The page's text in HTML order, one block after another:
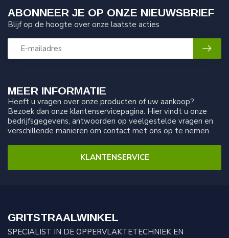
MEER INFORMATIE
Heeft u vragen over onze producten of uw aankoop?
Bezoek dan onze klantenservicepagina. Hier vindt u onze
bedrijfsgegevens, antwoorden op veelgestelde vragen en
verschillende manieren om contact met ons op te nemen.
KLANTENSERVICE
ABONNEER JE OP ONZE NIEUWSBRIEF
Blijf op de hoogte over onze laatste acties
GRITSTRAALWINKEL
SPECIALIST IN DE OPPERVLAKTETECHNIEK EN